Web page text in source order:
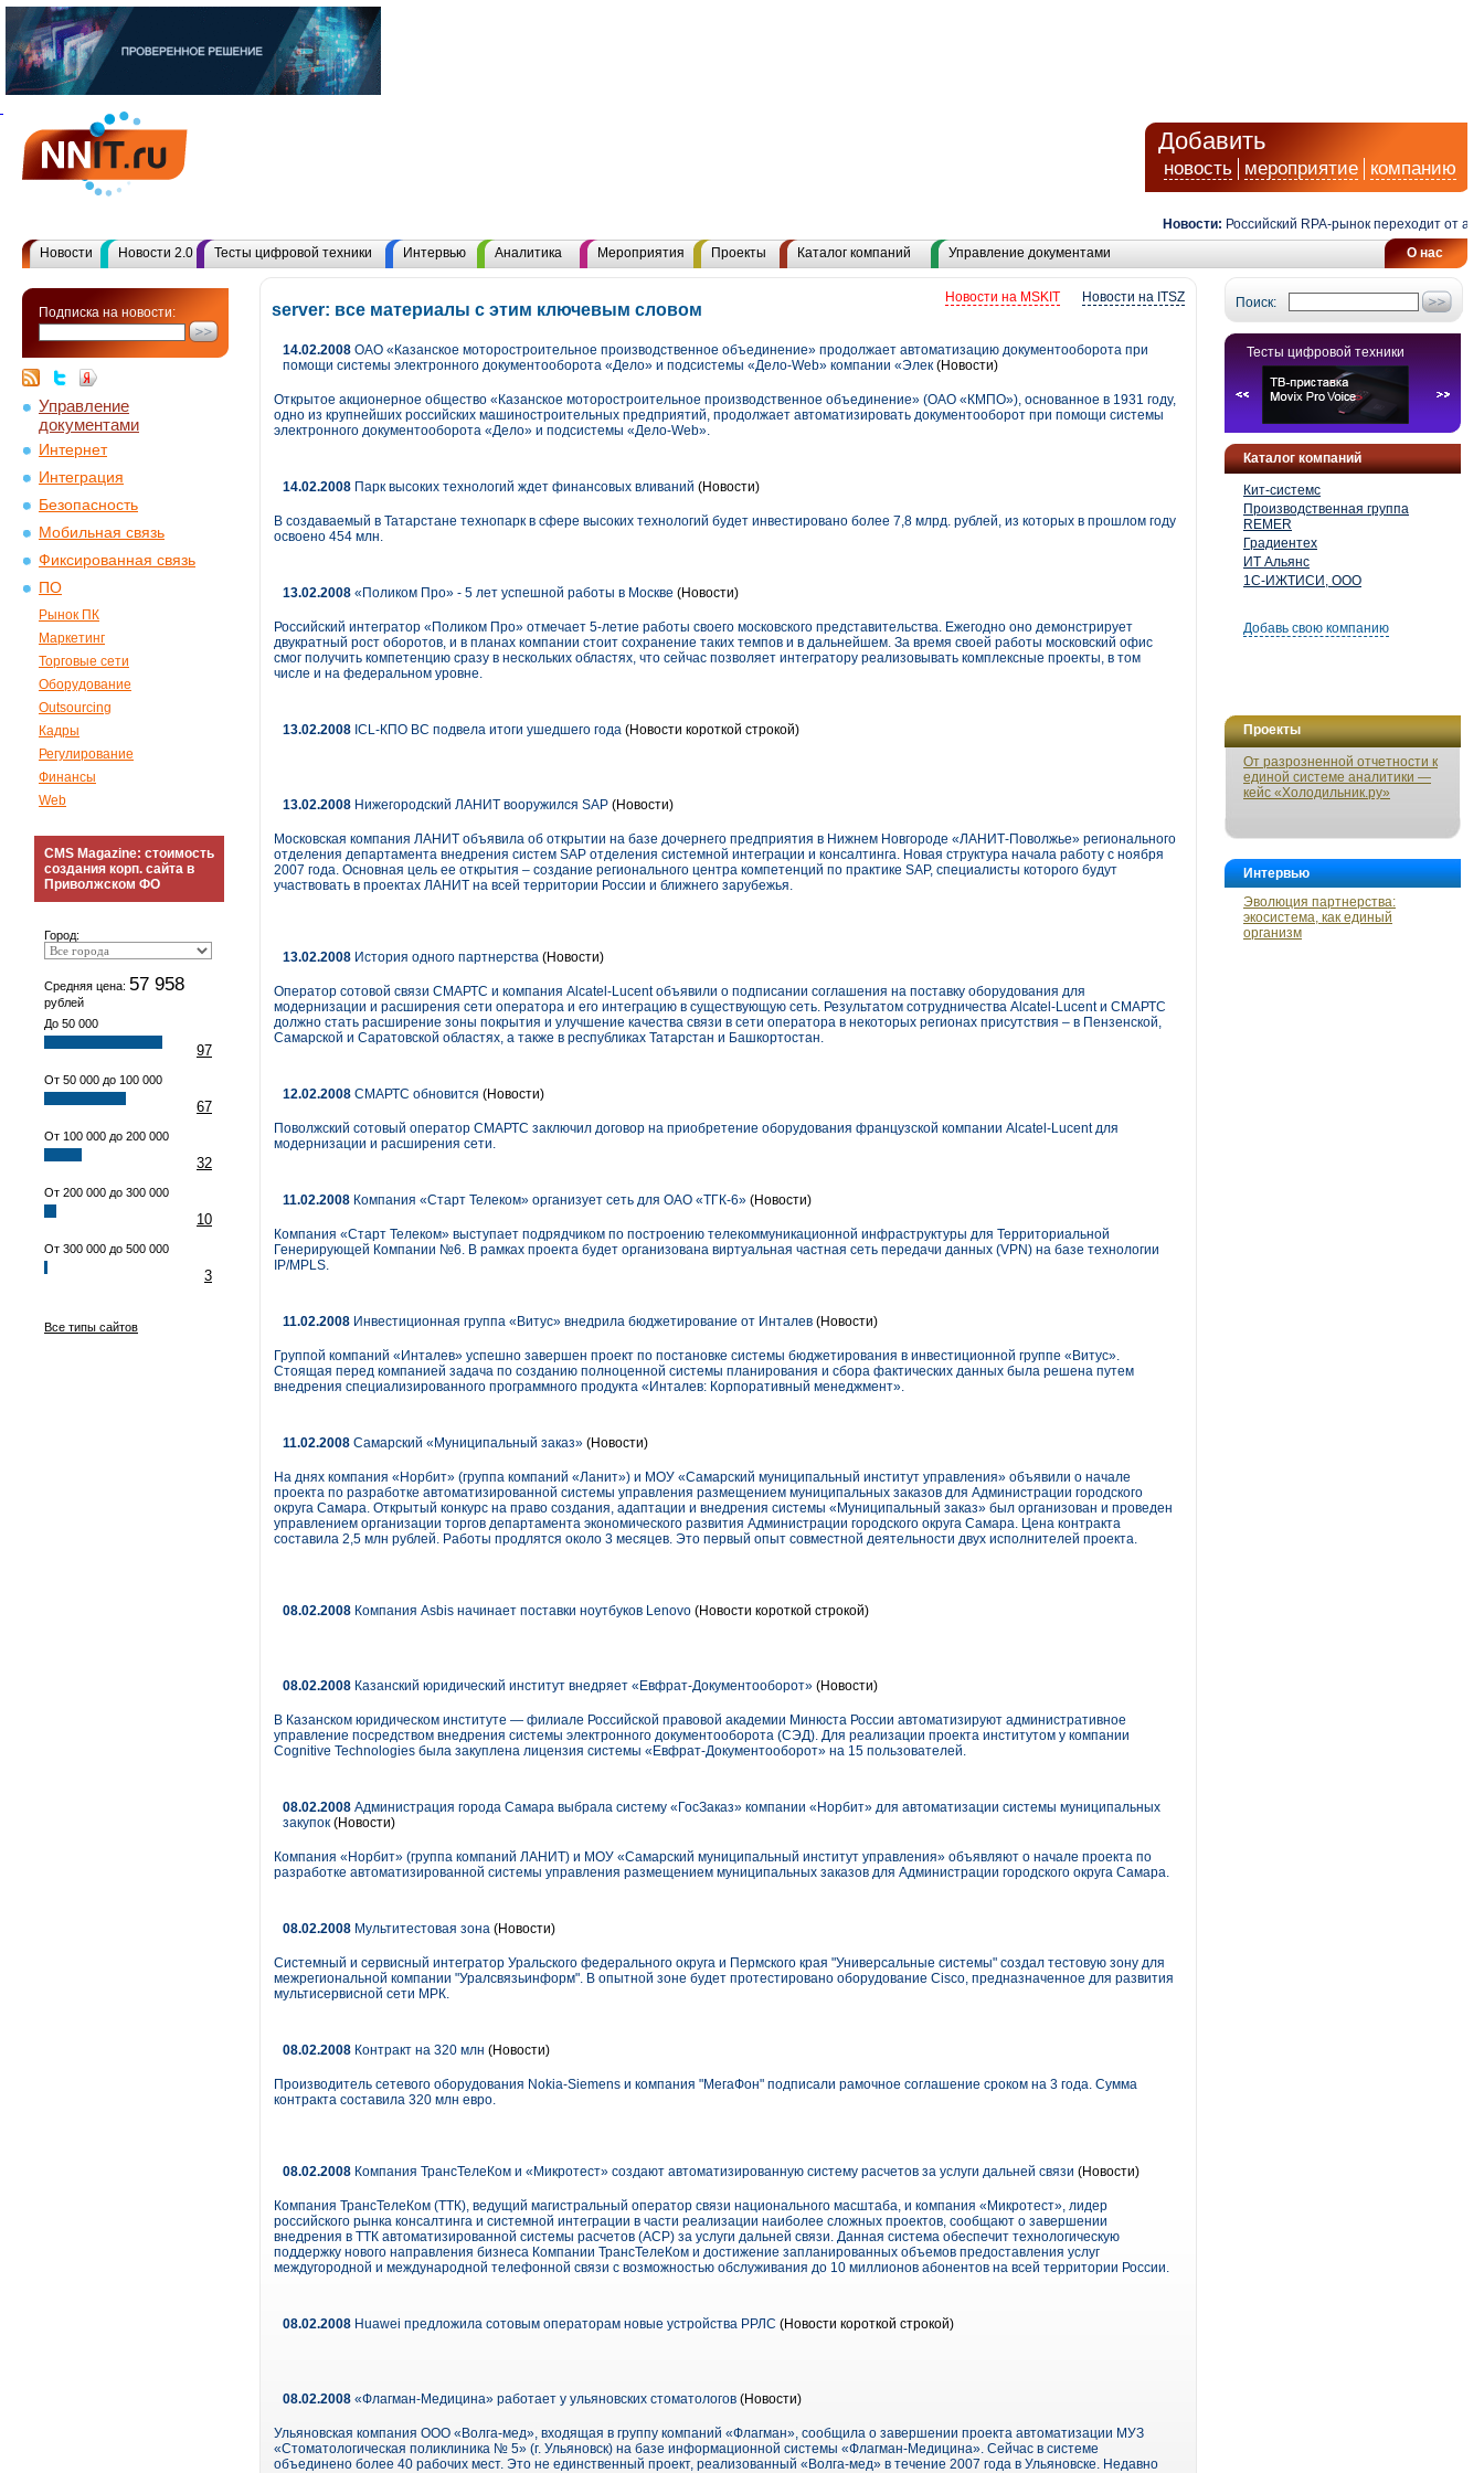
Добавить
новость мероприятие компанию
Новости: Российский RPA-рынок переходит от
О нас
Новости Новости 2.0 Тесты цифровой техники Интервью Аналитика Мероприятия Проекты Каталог компаний Управление документами
Подписка на новости:
Управление
документами
Интернет
Интеграция
Безопасность
Мобильная связь
Фиксированная связь
ПО
Рынок ПК
Маркетинг
Торговые сети
Оборудование
Outsourcing
Кадры
Регулирование
Финансы
Web
CMS Magazine: стоимость
создания корп. сайта в
Приволжском ФО
Город:
Средняя цена: 57 958
рублей
До 50 000
97
От 50 000 до 100 000
67
От 100 000 до 200 000
32
От 200 000 до 300 000
10
От 300 000 до 500 000
3
Все типы сайтов
Поиск:
Тесты цифровой техники
Каталог компаний
Кит-системс
Производственная группа
REMER
Градиентех
ИТ Альянс
1С-ИЖТИСИ, ООО
Добавь свою компанию
Проекты
От разрозненной отчетности к
единой системе аналитики —
кейс «Холодильник.ру»
Интервью
Эволюция партнерства:
экосистема, как единый
организм
Новости на ITSZ
Новости на MSKIT
server: все материалы с этим ключевым словом
14.02.2008 ОАО «Казанское моторостроительное производственное объединение» продолжает автоматизацию документооборота при
помощи системы электронного документооборота «Дело» и подсистемы «Дело-Web» компании «Элек (Новости)
Открытое акционерное общество «Казанское моторостроительное производственное объединение» (ОАО «КМПО»), основанное в 1931 году,
одно из крупнейших российских машиностроительных предприятий, продолжает автоматизировать документооборот при помощи системы
электронного документооборота «Дело» и подсистемы «Дело-Web».
14.02.2008 Парк высоких технологий ждет финансовых вливаний (Новости)
В создаваемый в Татарстане технопарк в сфере высоких технологий будет инвестировано более 7,8 млрд. рублей, из которых в прошлом году
освоено 454 млн.
13.02.2008 «Поликом Про» - 5 лет успешной работы в Москве (Новости)
Российский интегратор «Поликом Про» отмечает 5-летие работы своего московского представительства. Ежегодно оно демонстрирует
двукратный рост оборотов, и в планах компании стоит сохранение таких темпов и в дальнейшем. За время своей работы московский офис
смог получить компетенцию сразу в нескольких областях, что сейчас позволяет интегратору реализовывать комплексные проекты, в том
числе и на федеральном уровне.
13.02.2008 ICL-КПО ВС подвела итоги ушедшего года (Новости короткой строкой)
13.02.2008 Нижегородский ЛАНИТ вооружился SAP (Новости)
Московская компания ЛАНИТ объявила об открытии на базе дочернего предприятия в Нижнем Новгороде «ЛАНИТ-Поволжье» регионального
отделения департамента внедрения систем SAP отделения системной интеграции и консалтинга. Новая структура начала работу с ноября
2007 года. Основная цель ее открытия – создание регионального центра компетенций по практике SAP, специалисты которого будут
участвовать в проектах ЛАНИТ на всей территории России и ближнего зарубежья.
13.02.2008 История одного партнерства (Новости)
Оператор сотовой связи СМАРТС и компания Alcatel-Lucent объявили о подписании соглашения на поставку оборудования для
модернизации и расширения сети оператора и его интеграцию в существующую сеть. Результатом сотрудничества Alcatel-Lucent и СМАРТС
должно стать расширение зоны покрытия и улучшение качества связи в сети оператора в некоторых регионах присутствия – в Пензенской,
Самарской и Саратовской областях, а также в республиках Татарстан и Башкортостан.
12.02.2008 СМАРТС обновится (Новости)
Поволжский сотовый оператор СМАРТС заключил договор на приобретение оборудования французской компании Alcatel-Lucent для
модернизации и расширения сети.
11.02.2008 Компания «Старт Телеком» организует сеть для ОАО «ТГК-6» (Новости)
Компания «Старт Телеком» выступает подрядчиком по построению телекоммуникационной инфраструктуры для Территориальной
Генерирующей Компании №6. В рамках проекта будет организована виртуальная частная сеть передачи данных (VPN) на базе технологии
IP/MPLS.
11.02.2008 Инвестиционная группа «Витус» внедрила бюджетирование от Инталев (Новости)
Группой компаний «Инталев» успешно завершен проект по постановке системы бюджетирования в инвестиционной группе «Витус».
Стоящая перед компанией задача по созданию полноценной системы планирования и сбора фактических данных была решена путем
внедрения специализированного программного продукта «Инталев: Корпоративный менеджмент».
11.02.2008 Самарский «Муниципальный заказ» (Новости)
На днях компания «Норбит» (группа компаний «Ланит») и МОУ «Самарский муниципальный институт управления» объявили о начале
проекта по разработке автоматизированной системы управления размещением муниципальных заказов для Администрации городского
округа Самара. Открытый конкурс на право создания, адаптации и внедрения системы «Муниципальный заказ» был организован и проведен
управлением организации торгов департамента экономического развития Администрации городского округа Самара. Цена контракта
составила 2,5 млн рублей. Работы продлятся около 3 месяцев. Это первый опыт совместной деятельности двух исполнителей проекта.
08.02.2008 Компания Asbis начинает поставки ноутбуков Lenovo (Новости короткой строкой)
08.02.2008 Казанский юридический институт внедряет «Евфрат-Документооборот» (Новости)
В Казанском юридическом институте — филиале Российской правовой академии Минюста России автоматизируют административное
управление посредством внедрения системы электронного документооборота (СЭД). Для реализации проекта институтом у компании
Cognitive Technologies была закуплена лицензия системы «Евфрат-Документооборот» на 15 пользователей.
08.02.2008 Администрация города Самара выбрала систему «ГосЗаказ» компании «Норбит» для автоматизации системы муниципальных
закупок (Новости)
Компания «Норбит» (группа компаний ЛАНИТ) и МОУ «Самарский муниципальный институт управления» объявляют о начале проекта по
разработке автоматизированной системы управления размещением муниципальных заказов для Администрации городского округа Самара.
08.02.2008 Мультитестовая зона (Новости)
Системный и сервисный интегратор Уральского федерального округа и Пермского края "Универсальные системы" создал тестовую зону для
межрегиональной компании "Уралсвязьинформ". В опытной зоне будет протестировано оборудование Cisco, предназначенное для развития
мультисервисной сети МРК.
08.02.2008 Контракт на 320 млн (Новости)
Производитель сетевого оборудования Nokia-Siemens и компания "МегаФон" подписали рамочное соглашение сроком на 3 года. Сумма
контракта составила 320 млн евро.
08.02.2008 Компания ТрансТелеКом и «Микротест» создают автоматизированную систему расчетов за услуги дальней связи (Новости)
Компания ТрансТелеКом (ТТК), ведущий магистральный оператор связи национального масштаба, и компания «Микротест», лидер
российского рынка консалтинга и системной интеграции в части реализации наиболее сложных проектов, сообщают о завершении
внедрения в ТТК автоматизированной системы расчетов (АСР) за услуги дальней связи. Данная система обеспечит технологическую
поддержку нового направления бизнеса Компании ТрансТелеКом и достижение запланированных объемов предоставления услуг
междугородной и международной телефонной связи с возможностью обслуживания до 10 миллионов абонентов на всей территории России.
08.02.2008 Huawei предложила сотовым операторам новые устройства РРЛС (Новости короткой строкой)
08.02.2008 «Флагман-Медицина» работает у ульяновских стоматологов (Новости)
Ульяновская компания ООО «Волга-мед», входящая в группу компаний «Флагман», сообщила о завершении проекта автоматизации МУЗ
«Стоматологическая поликлиника № 5» (г. Ульяновск) на базе информационной системы «Флагман-Медицина». Сейчас в системе
объединено более 40 рабочих мест. Это не единственный проект, реализованный «Волга-мед» в течение 2007 года в Ульяновске. Недавно